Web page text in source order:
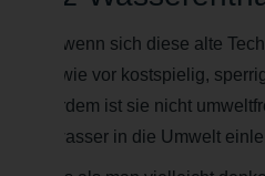
Auch wenn sich diese alte
nach wie vor kostspielig,
Außerdem ist sie nicht
Salzwasser in die Umwelt